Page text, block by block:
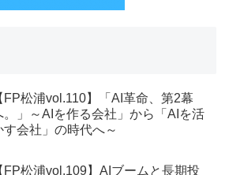
FP松浦vol.110】「AI革命、第2幕
。」～AIを作る会社」から「AIを活
す会社」の時代へ～
FP松浦vol.109】AIブームと長期投